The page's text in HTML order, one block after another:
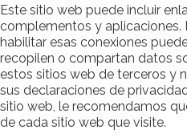
Este sitio web puede incluir
complementos y aplicaciones.
habilitar esas conexiones
recopilen o compartan datos
estos sitios web de terceros y
sus declaraciones de
sitio web, le recomendamos
de cada sitio web que visite.